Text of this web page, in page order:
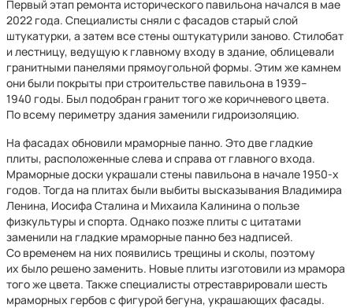
Первый этап ремонта исторического павильона начался в мае
2022 года. Специалисты сняли с фасадов старый слой
штукатурки, а затем все стены оштукатурили заново. Стилобат
и лестницу, ведущую к главному входу в здание, облицевали
гранитными панелями прямоугольной формы. Этим же камнем
они были покрыты при строительстве павильона в 1939–
1940 годы. Был подобран гранит того же коричневого цвета.
По всему периметру здания заменили гидроизоляцию.
На фасадах обновили мраморные панно. Это две гладкие
плиты, расположенные слева и справа от главного входа.
Мраморные доски украшали стены павильона в начале 1950-х
годов. Тогда на плитах были выбиты высказывания Владимира
Ленина, Иосифа Сталина и Михаила Калинина о пользе
физкультуры и спорта. Однако позже плиты с цитатами
заменили на гладкие мраморные панно без надписей.
Со временем на них появились трещины и сколы, поэтому
их было решено заменить. Новые плиты изготовили из мрамора
того же цвета. Также специалисты отреставрировали шесть
мраморных гербов с фигурой бегуна, украшающих фасады.